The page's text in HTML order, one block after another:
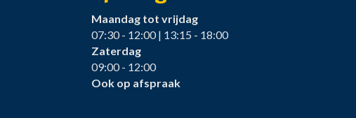
Maandag tot vrijdag
07:30 - 12:00 | 13:15 - 18:00
Zaterdag
09:00 - 12:00
Ook op afspraak